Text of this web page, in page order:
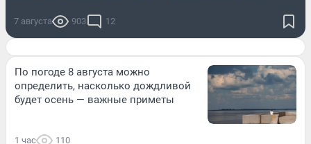
7 августа 903 12
По погоде 8 августа можно
определить, насколько дождливой
будет осень — важные приметы
1 час 110